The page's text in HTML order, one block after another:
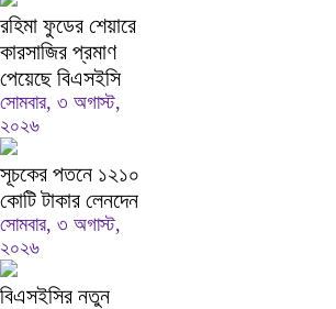
রহিমা ফুডের শেয়ারে
কারসাজির প্রমাণ
পেয়েছে বিএসইসি
সোমবার, ৩ অগাস্ট,
২০২৬
সূচকের পতনে ১২১০
কোটি টাকার লেনদেন
সোমবার, ৩ অগাস্ট,
২০২৬
বিএসইসির নতুন